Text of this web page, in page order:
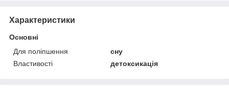
Характеристики
Основні
Для поліпшення
сну
Властивості
детоксикація